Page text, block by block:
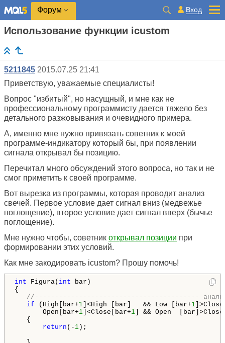
Форум Вход
Использование функции icustom
5211845 2015.07.25 21:41
Приветствую, уважаемые специалисты!
Вопрос "избитый", но насущный, и мне как не
профессиональному программисту дается тяжело без
детального разжовывания и очевидного примера.
А, именно мне нужно привязать советник к моей
программе-индикатору который бы, при появлении
сигнала открывал бы позицию.
Перечитал много обсуждений этого вопроса, но так и не
смог приметить к своей программе.
Вот вырезка из программы, которая проводит анализ
свечей. Первое условие дает сигнал вниз (медвежье
поглощение), второе условие дает сигнал вверх (бычье
поглощение).
Мне нужно чтобы, советник открывал позиции при
формировании этих условий.
Как мне закодировать icustom? Прошу помочь!
int Figura( int bar)
{
//----------------------------------------- анализ
if (High[bar+1 ]<High [bar]   && Low [bar+1
Open[bar+1 ]<Close[bar+1 ] && Open
{
return (- 1 );